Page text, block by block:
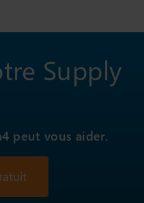
Supply
peut vous aider.